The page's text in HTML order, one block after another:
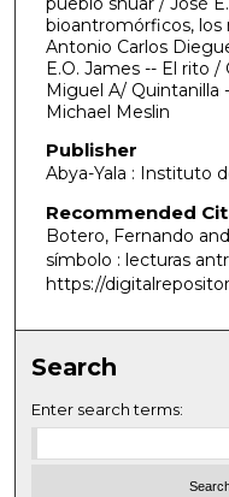
bioantromórficos,
Antonio Carlos
E.O. James -- El rito
Miguel A/ Quintanilla
Michael Meslin
Publisher
Abya-Yala : Instituto
Recommended
Botero, Fernando
símbolo : lecturas
https://
Search
Enter search terms: